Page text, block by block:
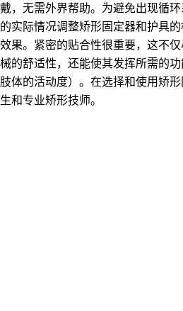
戴，无需外界帮助。为避免出现循
的实际情况调整矫形固定器和护具
效果。紧密的贴合性很重要，这不
械的舒适性，还能使其发挥所需的
肢体的活动度）。在选择和使用矫
生和专业矫形技师。